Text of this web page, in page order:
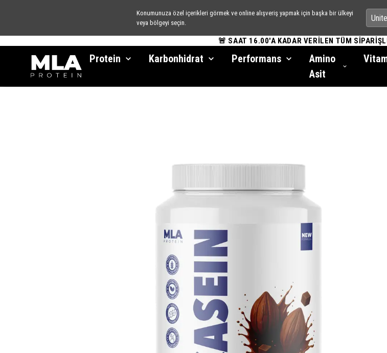
Konumunuza özel içerikleri görmek ve online alışveriş yapmak için başka bir ülkeyi
veya bölgeyi seçin.
🚨 SAAT 16.00'A KADAR VERİLEN TÜM
Protein Karbonhidrat Performans
Amino
Asit